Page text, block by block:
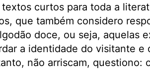
curtos para toda a
que também considero
doce, ou seja, aquelas
a identidade do visitante
não arriscam, questiono: